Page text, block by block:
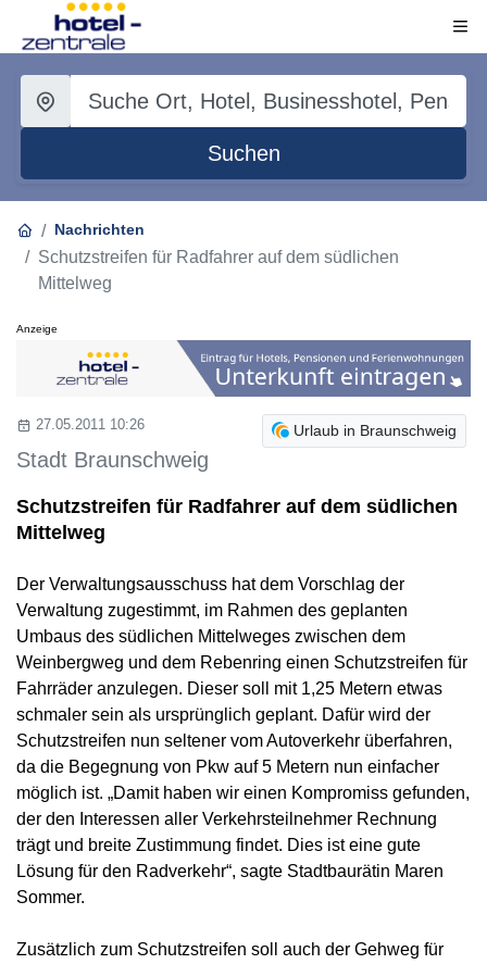
Suchen
Nachrichten
Schutzstreifen für Radfahrer auf dem südlichen
Mittelweg
Anzeige
Urlaub in Braunschweig
27.05.2011 10:26
Stadt Braunschweig
Schutzstreifen für Radfahrer auf dem südlichen
Mittelweg
Der Verwaltungsausschuss hat dem Vorschlag der
Verwaltung zugestimmt, im Rahmen des geplanten
Umbaus des südlichen Mittelweges zwischen dem
Weinbergweg und dem Rebenring einen Schutzstreifen für
Fahrräder anzulegen. Dieser soll mit 1,25 Metern etwas
schmaler sein als ursprünglich geplant. Dafür wird der
Schutzstreifen nun seltener vom Autoverkehr überfahren,
da die Begegnung von Pkw auf 5 Metern nun einfacher
möglich ist. „Damit haben wir einen Kompromiss gefunden,
der den Interessen aller Verkehrsteilnehmer Rechnung
trägt und breite Zustimmung findet. Dies ist eine gute
Lösung für den Radverkehr“, sagte Stadtbaurätin Maren
Sommer.
Zusätzlich zum Schutzstreifen soll auch der Gehweg für